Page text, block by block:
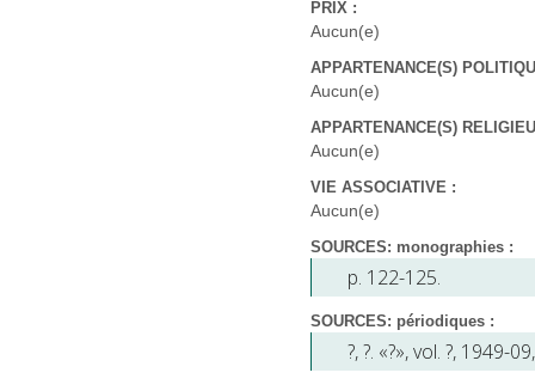
PRIX :
Aucun(e)
APPARTENANCE(S)
Aucun(e)
APPARTENANCE(S)
Aucun(e)
VIE ASSOCIATIVE :
Aucun(e)
SOURCES: monographies :
p. 122-125.
SOURCES: périodiques :
?,?. «?», vol. ?, 1949-